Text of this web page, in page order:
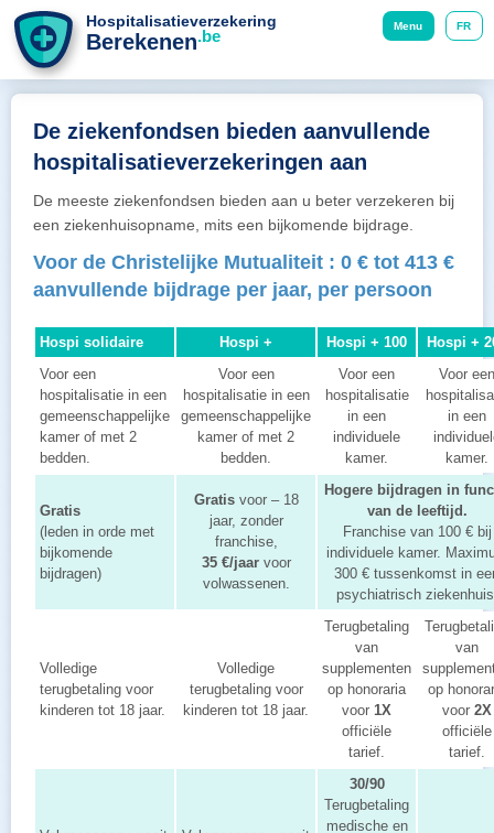
Hospitalisatieverzekering
Berekenen.be FR
Menu
De ziekenfondsen bieden aanvullende
hospitalisatieverzekeringen aan
De meeste ziekenfondsen bieden aan u beter verzekeren bij
een ziekenhuisopname, mits een bijkomende bijdrage.
Voor de Christelijke Mutualiteit : 0 € tot 413 €
aanvullende bijdrage per jaar, per persoon
Hospi solidaire Hospi + Hospi + 100
Hospi +
Voor een
hospitalisatie in een
gemeenschappelijke
kamer of met 2
bedden.
Voor een
hospitalisatie in een
gemeenschappelijke
kamer of met 2
bedden.
Voor een
hospitalisatie
in een
individuele
kamer.
Voor een
in een
kamer.
Gratis
(leden in orde met
bijkomende
bijdragen)
Gratisvoor – 18
jaar, zonder
franchise,
35 €/jaarvoor
volwassenen.
Hogere bijdragen in
van de leeftijd.
Franchise van 100 € bij
individuele kamer.
300 € tussenkomst in
psychiatrisch
Volledige
terugbetaling voor
kinderen tot 18 jaar.
Volledige
terugbetaling voor
kinderen tot 18 jaar.
Terugbetaling
van
supplementen
op honoraria
voor 1X
officiële
tarief.
van
op
voor 2X
officiële
tarief.
30/90
Terugbetaling
medische en